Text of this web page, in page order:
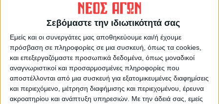
Σεβόμαστε την ιδιωτικότητά σας
Εμείς και οι συνεργάτες μας αποθηκεύουμε και/ή έχουμε
πρόσβαση σε πληροφορίες σε μια συσκευή, όπως τα cookies,
και επεξεργαζόμαστε προσωπικά δεδομένα, όπως μοναδικοί
αναγνωριστικοί και προσαρμοσμένες πληροφορίες που
αποστέλλονται από μια συσκευή για εξατομικευμένες διαφημίσεις
και περιεχόμενο, μέτρηση διαφήμισης και περιεχομένου, έρευνα
ακροατηρίου και ανάπτυξη υπηρεσιών. Με την άδειά σας, εμείς
Τελευταίες Ειδήσεις Σήμερα
Ακολούθησε την εφημερίδα ΝΕΟΣ
ΑΓΩΝ στο Google News!
Όλες οι εξελίξεις στην περιοχή της
Καρδίτσας και ευρύτερα της Θεσσαλίας